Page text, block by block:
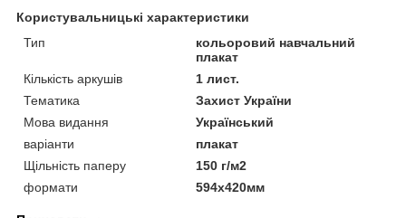
Користувальницькі характеристики
Тип
кольоровий навчальний
плакат
Кількість аркушів
1 лист.
Тематика
Захист України
Мова видання
Український
варіанти
плакат
Щільність паперу
150 г/м2
формати
594х420мм